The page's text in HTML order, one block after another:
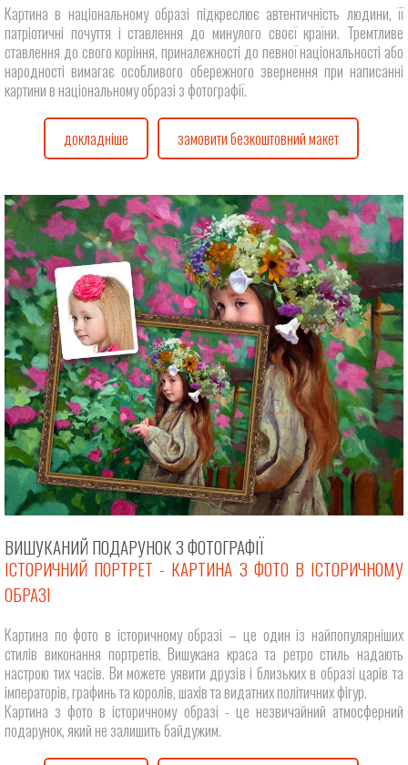
Картина в національному образі підкреслює автентичність людини, її
патріотичні почуття і ставлення до минулого своєї країни. Тремтливе
ставлення до свого коріння, приналежності до певної національності або
народності вимагає особливого обережного звернення при написанні
картини в національному образі з фотографії.
докладніше замовити безкоштовний макет
ВИШУКАНИЙ ПОДАРУНОК З ФОТОГРАФІЇ
ІСТОРИЧНИЙ ПОРТРЕТ - КАРТИНА З ФОТО В ІСТОРИЧНОМУ
ОБРАЗІ
Картина по фото в історичному образі – це один із найпопулярніших
стилів виконання портретів. Вишукана краса та ретро стиль надають
настрою тих часів. Ви можете уявити друзів і близьких в образі царів та
імператорів, графинь та королів, шахів та видатних політичних фігур.
Картина з фото в історичному образі - це незвичайний атмосферний
подарунок, який не залишить байдужим.